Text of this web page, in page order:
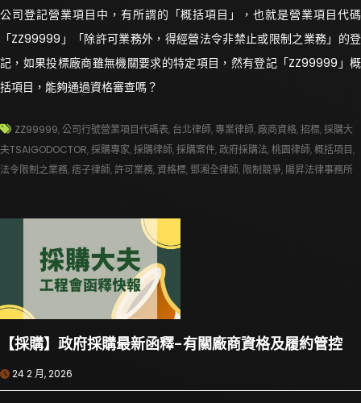
公司登記營業項目中，有所謂的「概括項目」，也就是營業項目代碼
「ZZ99999」「除許可業務外，得經營法令非禁止或限制之業務」的登
記，如果投標廠商雖無機關要求的特定項目，然有登記「ZZ99999」概
括項目，能夠通過資格審查嗎？
ZZ99999,公司行號營業項目代碼表, 台北律師,專業律師,廠商資格,招標,採購大
夫TSAIGODOCTOR,採購專家,採購律師,採購案件,政府採購法,桃園律師,概括項目,
法令限制之業務,痞子律師,許可業務,資格標, 鄧湘全律師, 限制競爭, 陽昇法律事務所
【採購】政府採購最新函釋-有關廠商資格及履約管控
24 2 月, 2026